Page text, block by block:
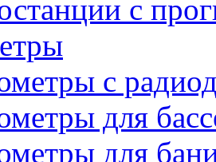
с
с
для
для